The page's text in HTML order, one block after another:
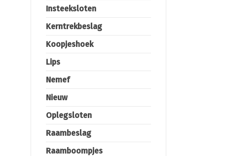
Insteeksloten
Kerntrekbeslag
Koopjeshoek
Lips
Nemef
Nieuw
Oplegsloten
Raambeslag
Raamboompjes